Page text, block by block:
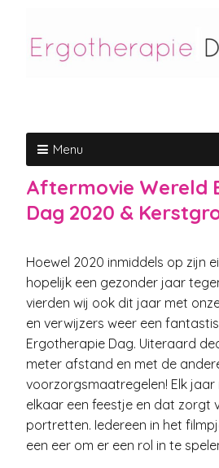
Menu
Aftermovie Wereld
Dag 2020 &
Hoewel 2020 inmiddels op zijn
hopelijk een gezonder jaar
vierden wij ook dit jaar met
en verwijzers weer een
Ergotherapie Dag. Uiteraard
meter afstand en met de
voorzorgsmaatregelen! Elk jaar
elkaar een feestje en dat zorgt
portretten. Iedereen in het
een eer om er een rol in te